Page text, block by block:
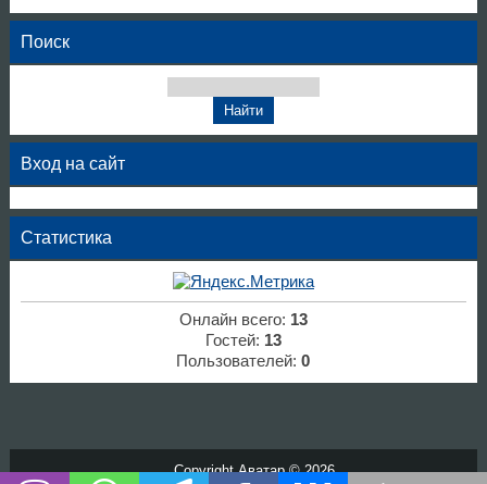
Поиск
Вход на сайт
Статистика
Онлайн всего: 13
Гостей: 13
Пользователей:0
Copyright Аватар © 2026